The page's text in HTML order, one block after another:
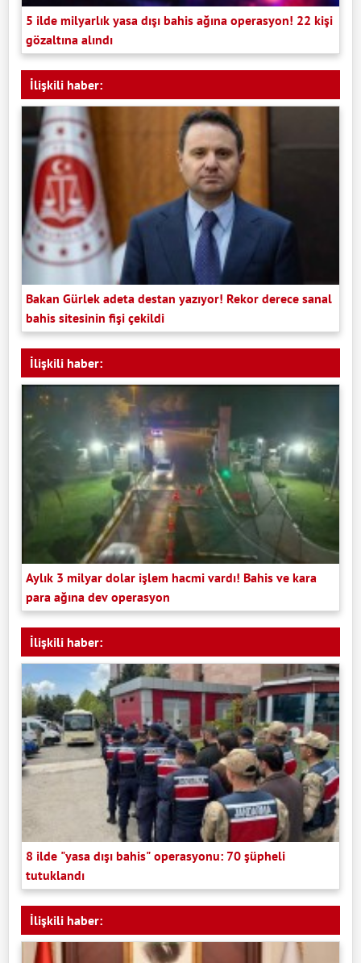
5 ilde milyarlık yasa dışı bahis ağına operasyon! 22 kişi
gözaltına alındı
İlişkili haber:
Bakan Gürlek adeta destan yazıyor! Rekor derece sanal
bahis sitesinin fişi çekildi
İlişkili haber:
Aylık 3 milyar dolar işlem hacmi vardı! Bahis ve kara
para ağına dev operasyon
İlişkili haber:
8 ilde "yasa dışı bahis" operasyonu: 70 şüpheli
tutuklandı
İlişkili haber: